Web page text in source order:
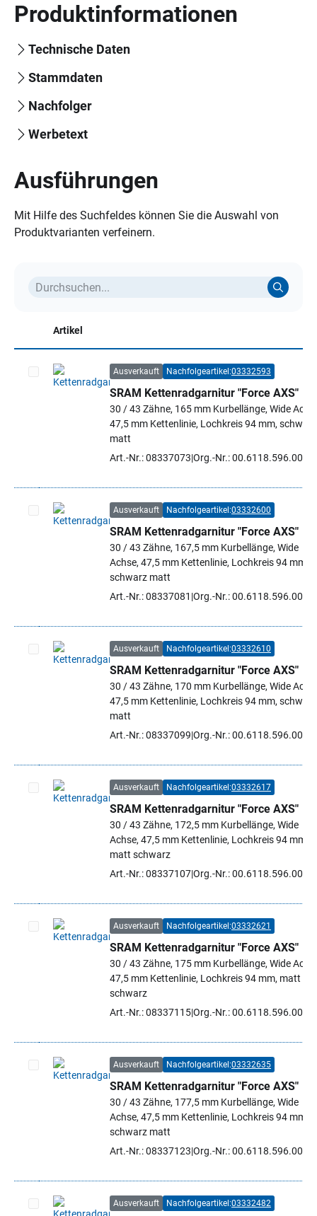
Produktinformationen
Technische Daten
Stammdaten
Nachfolger
Werbetext
Ausführungen
Mit Hilfe des Suchfeldes können Sie die Auswahl von
Produktvarianten verfeinern.
Artikel
Artikel auswählen
Ausverkauft Nachfolgeartikel:03332593
SRAM Kettenradgarnitur "Force AXS"
30 / 43 Zähne, 165 mm Kurbellänge, Wide
47,5 mm Kettenlinie, Lochkreis 94 mm, schwarz
matt
Art.-Nr.: 08337073 Org.-Nr.: 00.6118.596.000
Artikel auswählen
Ausverkauft Nachfolgeartikel:03332600
SRAM Kettenradgarnitur "Force AXS"
30 / 43 Zähne, 167,5 mm Kurbellänge, Wide
Achse, 47,5 mm Kettenlinie, Lochkreis 94 mm,
schwarz matt
Art.-Nr.: 08337081 Org.-Nr.: 00.6118.596.001
Artikel auswählen
Ausverkauft Nachfolgeartikel:03332610
SRAM Kettenradgarnitur "Force AXS"
30 / 43 Zähne, 170 mm Kurbellänge, Wide
47,5 mm Kettenlinie, Lochkreis 94 mm, schwarz
matt
Art.-Nr.: 08337099 Org.-Nr.: 00.6118.596.002
Artikel auswählen
Ausverkauft Nachfolgeartikel:03332617
SRAM Kettenradgarnitur "Force AXS"
30 / 43 Zähne, 172,5 mm Kurbellänge, Wide
Achse, 47,5 mm Kettenlinie, Lochkreis 94 mm,
matt schwarz
Art.-Nr.: 08337107Org.-Nr.: 00.6118.596.003
Artikel auswählen
Ausverkauft Nachfolgeartikel:03332621
SRAM Kettenradgarnitur "Force AXS"
30 / 43 Zähne, 175 mm Kurbellänge, Wide
47,5 mm Kettenlinie, Lochkreis 94 mm, matt
schwarz
Art.-Nr.: 08337115Org.-Nr.: 00.6118.596.004
Artikel auswählen
Ausverkauft Nachfolgeartikel:03332635
SRAM Kettenradgarnitur "Force AXS"
30 / 43 Zähne, 177,5 mm Kurbellänge, Wide
Achse, 47,5 mm Kettenlinie, Lochkreis 94 mm,
schwarz matt
Art.-Nr.: 08337123 Org.-Nr.: 00.6118.596.005
Ausverkauft Nachfolgeartikel:03332482